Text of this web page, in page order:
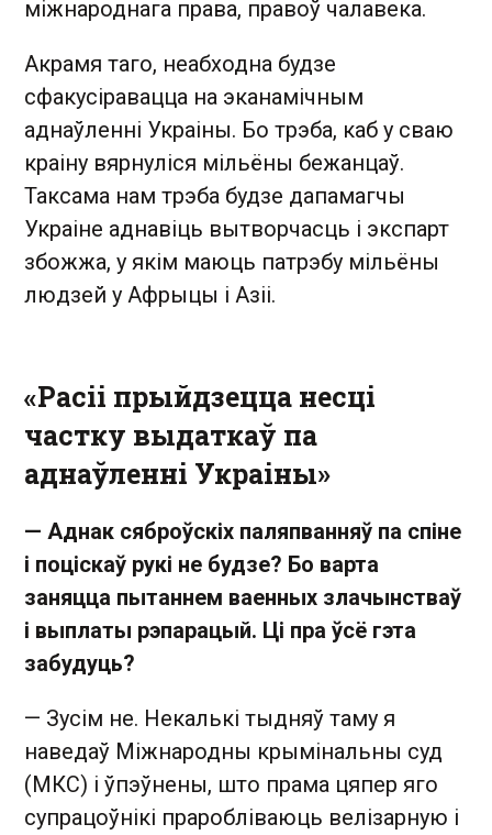
міжнароднага права, правоў чалавека.
Акрамя таго, неабходна будзе
сфакусіравацца на эканамічным
аднаўленні Украіны. Бо трэба, каб у сваю
краіну вярнуліся мільёны бежанцаў.
Таксама нам трэба будзе дапамагчы
Украіне аднавіць вытворчасць і экспарт
збожжа, у якім маюць патрэбу мільёны
людзей у Афрыцы і Азіі.
«Расіі прыйдзецца несці
частку выдаткаў па
аднаўленні Украіны»
— Аднак сяброўскіх паляпванняў па спіне
і поціскаў рукі не будзе? Бо варта
заняцца пытаннем ваенных злачынстваў
і выплаты рэпарацый. Ці пра ўсё гэта
забудуць?
— Зусім не. Некалькі тыдняў таму я
наведаў Міжнародны крымінальны суд
(МКС) і ўпэўнены, што прама цяпер яго
супрацоўнікі праробліваюць велізарную і